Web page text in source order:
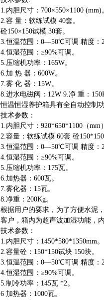
1.内胆尺寸：700×550×1100 (mm)
2.容 量：软练试模 40套。
砼150×150试模 30套。
3.恒温范围：0—50℃可调 精度
4.恒湿范围：≥90%可调。
5.压缩机功率：165W。
6.加 热 器：600W。
7.雾 化 器：15W。
8.进水电磁阀：12W 9.净 重：
恒温恒湿养护箱具有全自动控制
技术参数：
1.内胆尺寸：920*650*1100（mm
2.容量：软练试模 60套 砼
3.恒温范围：0—50℃可调 精度
4.恒湿范围：≥90%可调。
5.压缩机功率：175瓦。
6.加热器：600瓦。
7.雾化器：15瓦。
8.净重：200Kg。
根据用户的要求，为了方便水泥
客户，箱内为超声波加湿功能，
技术参数：
1.内胆尺寸：1450*580*1350mm。
2.容量砼：150*150试块 150块。
3.恒温范围：0—50℃可调 精度
4.恒湿范围：≥90%可调。
5.制冷功率：145瓦 *2。
6 加热器：1000瓦。